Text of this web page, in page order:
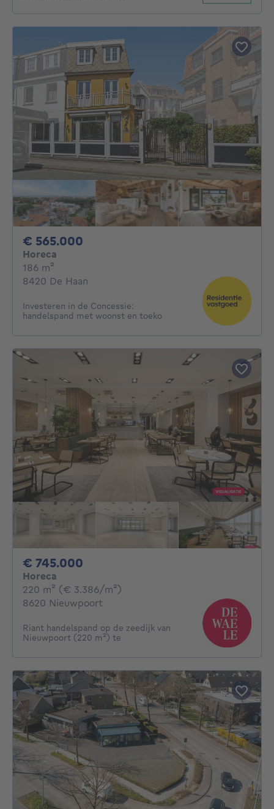
€ 565.000
Horeca
186 m²
8420 De Haan
Investeren in de Concessie:
handelspand met woonst en toeko
€ 745.000
Horeca
220 m² vierkante meters
(€ 3.386/m²)
8620 Nieuwpoort
Riant handelspand op de zeedijk van
Nieuwpoort (220 m²) te